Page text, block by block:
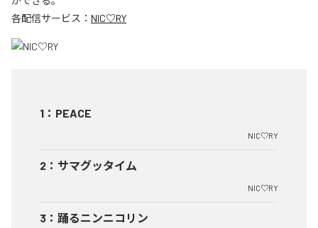
各配信サービス： NIC♡RY
1 ： PEACE
NIC♡RY
2 ： サマグッタイム
NIC♡RY
3 ： 踊るニンニコリン